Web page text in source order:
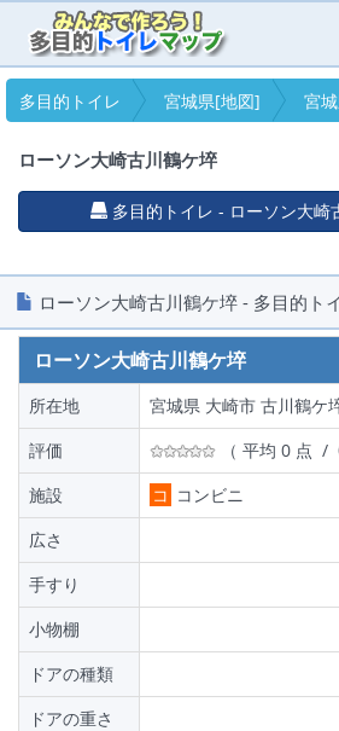
多目的トイレ
宮城県[地図] 宮
ローソン大崎古川鶴ケ埣
多目的トイレ - ローソン大崎
ローソン大崎古川鶴ケ埣 - 多目的ト
ローソン大崎古川鶴ケ埣
所在地
宮城県 大崎市 古川鶴ケ
評価
（ 平均 0 点 /
施設
コ コンビニ
広さ
手すり
小物棚
ドアの種類
ドアの重さ